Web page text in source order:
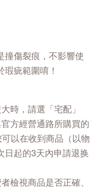
撞傷裂痕，不影響使
疵範圍唷！
時，請選「宅配」
方經營通路所購買的
以在收到商品（以物
日起的3天內申請退换
檢視商品是否正確、